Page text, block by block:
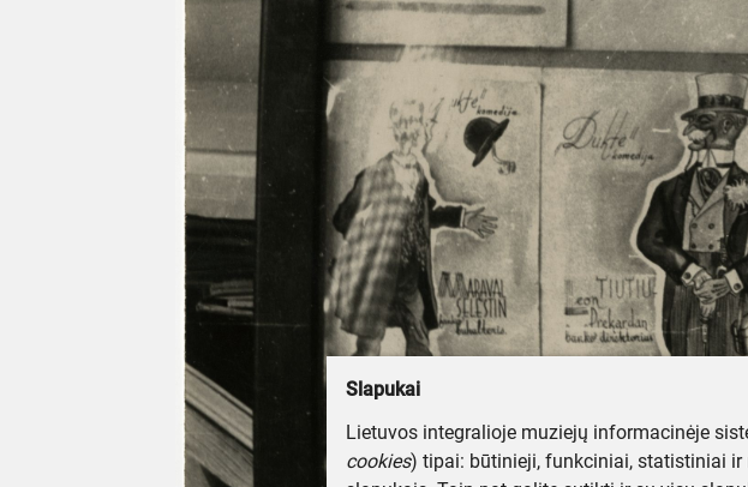
Slapukai
Lietuvos integralioje muziejų informacinėje
cookies) tipai: būtinieji, funkciniai, statistiniai